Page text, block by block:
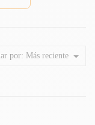
por: Más reciente